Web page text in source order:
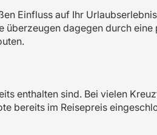
Einfluss auf Ihr
überzeugen dagegen durch
enthalten sind. Bei vielen
bereits im Reisepreis